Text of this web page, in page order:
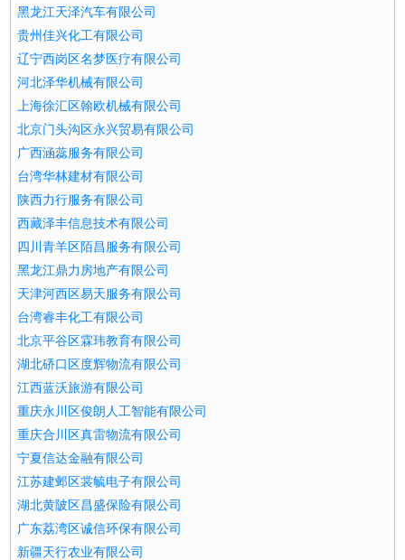
黑龙江天泽汽车有限公司
贵州佳兴化工有限公司
辽宁西岗区名梦医疗有限公司
河北泽华机械有限公司
上海徐汇区翰欧机械有限公司
北京门头沟区永兴贸易有限公司
广西涵蕊服务有限公司
台湾华林建材有限公司
陕西力行服务有限公司
西藏泽丰信息技术有限公司
四川青羊区陌昌服务有限公司
黑龙江鼎力房地产有限公司
天津河西区易天服务有限公司
台湾睿丰化工有限公司
北京平谷区霖玮教育有限公司
湖北硚口区度辉物流有限公司
江西蓝沃旅游有限公司
重庆永川区俊朗人工智能有限公司
重庆合川区真雷物流有限公司
宁夏信达金融有限公司
江苏建邺区裳毓电子有限公司
湖北黄陂区昌盛保险有限公司
广东荔湾区诚信环保有限公司
新疆天行农业有限公司